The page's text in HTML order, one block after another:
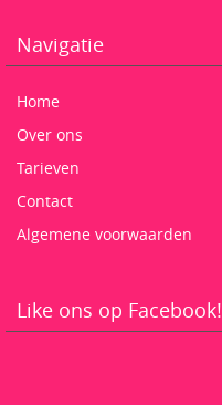
Navigatie
Home
Over ons
Tarieven
Contact
Algemene voorwaarden
Like ons op Facebook!